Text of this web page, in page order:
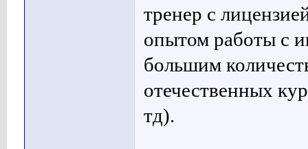
тренер с
опытом работы с
большим
отечественных
тд).